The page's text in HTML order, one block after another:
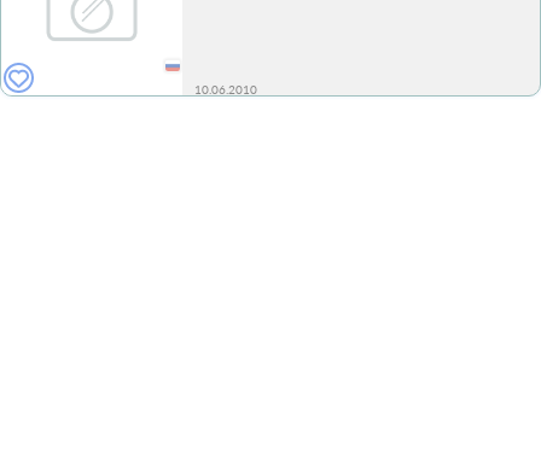
10.06.2010